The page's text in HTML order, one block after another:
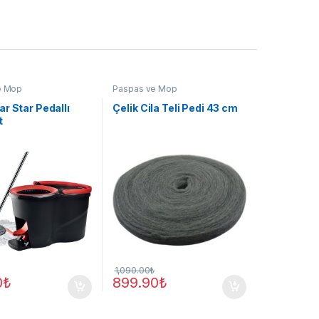
Mop
Star Pedallı
₺
Paspas ve Mop
Çelik Cila Teli Pedi 43 cm
899.90₺
1,090.00₺